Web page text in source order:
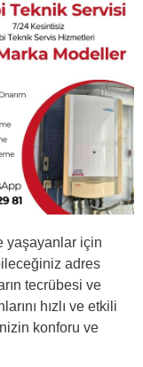
yaşayanlar için
adres
tecrübesi ve
hızlı ve etkili
konforu ve